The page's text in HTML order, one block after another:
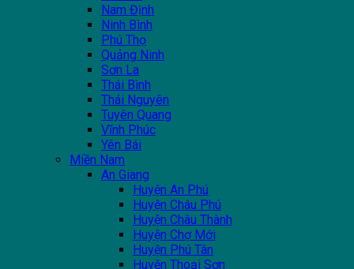
Nam Định
Ninh Bình
Phú Thọ
Quảng Ninh
Sơn La
Thái Bình
Thái Nguyên
Tuyên Quang
Vĩnh Phúc
Yên Bái
Miền Nam
An Giang
Huyện An Phú
Huyện Châu Phú
Huyện Châu Thành
Huyện Chợ Mới
Huyện Phú Tân
Huyện Thoại Sơn